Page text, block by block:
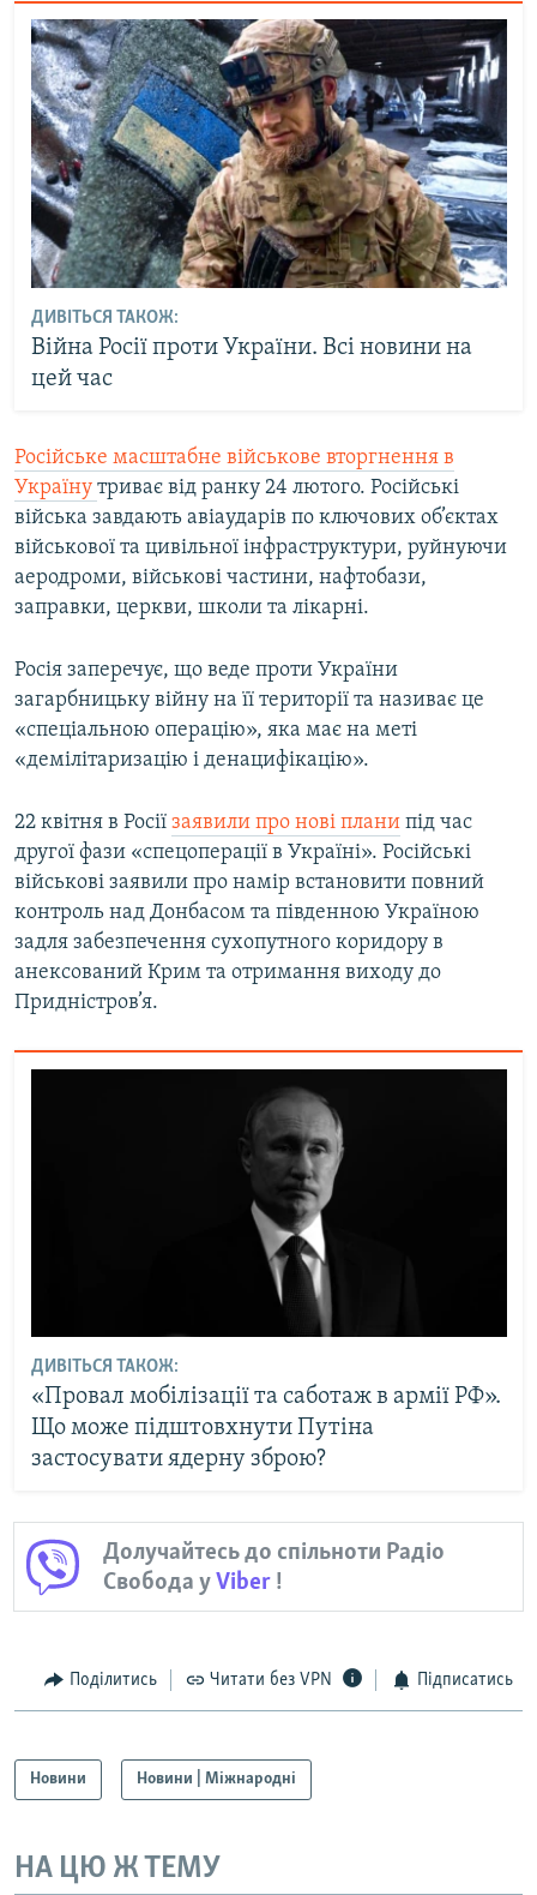
ДИВІТЬСЯ ТАКОЖ:
Війна Росії проти України. Всі новини на
цей час
Російське масштабне військове вторгнення в
Україну триває від ранку 24 лютого. Російські
війська завдають авіаударів по ключових об’єктах
військової та цивільної інфраструктури, руйнуючи
аеродроми, військові частини, нафтобази,
заправки, церкви, школи та лікарні.
Росія заперечує, що веде проти України
загарбницьку війну на її території та називає це
«спеціальною операцію», яка має на меті
«демілітаризацію і денацифікацію».
22 квітня в Росії заявили про нові плани під час
другої фази «спецоперації в Україні». Російські
військові заявили про намір встановити повний
контроль над Донбасом та південною Україною
задля забезпечення сухопутного коридору в
анексований Крим та отримання виходу до
Придністров’я.
ДИВІТЬСЯ ТАКОЖ:
«Провал мобілізації та саботаж в армії РФ».
Що може підштовхнути Путіна
застосувати ядерну зброю?
Долучайтесь до спільноти Радіо
Свобода уViber !
Поділитись Читати без VPN Підписатись
Новини Новини | Міжнародні
НА ЦЮ Ж ТЕМУ